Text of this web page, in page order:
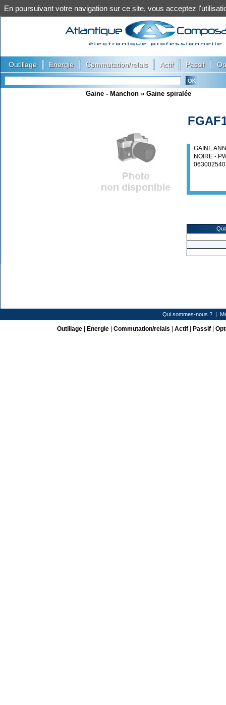
Outillage Energie Commutation/relais Actif Passif
Gaine - Manchon » Gaine spiralée
GAINE
NOIRE -
Qui sommes-nous ? |
Outillage| Energie| Commutation/relais Actif| Passif|
En poursuivant votre navigation sur ce site, vous acceptez